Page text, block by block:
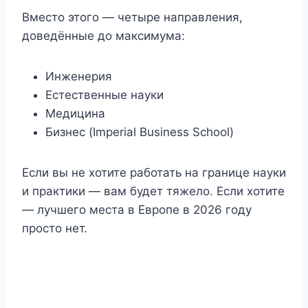
Вместо этого — четыре направления,
доведённые до максимума:
Инженерия
Естественные науки
Медицина
Бизнес (Imperial Business School)
Если вы не хотите работать на границе науки
и практики — вам будет тяжело. Если хотите
— лучшего места в Европе в 2026 году
просто нет.